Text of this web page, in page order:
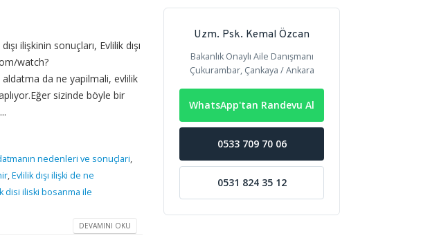
ilişkinin sonuçları, Evlilik dışı
watch?
da ne yapilmali, evlilik
sizinde böyle bir
nedenleri ve sonuçlari,
,Evlilik dışı ilişki de ne
disi iliski bosanma ile
DEVAMINI OKU
Uzm. Psk. Kemal Özcan
Bakanlık Onaylı Aile Danışmanı
Çukurambar, Çankaya / Ankara
WhatsApp'tan Randevu Al
0533 709 70 06
0531 824 35 12